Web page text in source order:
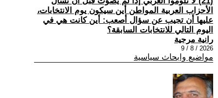
الأحزاب العربية المواطن أين سيكون يوم الانتخابات،
عليها أن تجيب عن سؤال أصعب: أين كانت هي في
اليوم التالي للانتخابات السابقة؟
رانية مرجية
2026 / 8 / 9
مواضيع وابحاث سياسية